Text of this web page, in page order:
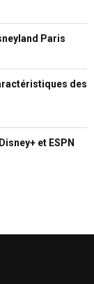
Paris
des
et ESPN